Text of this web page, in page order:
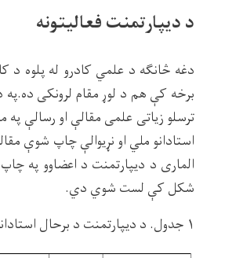
د ديپارتمنت فعالیتونه
دغه څانګه د علمي کادرو له پلوه د
برخه کې هم د لوړ مقام لرونکی ده.په
ترسلو زیاتی علمی مقالې او رسالې
شکل کې لست شوي دي.
۱ جدول. د دیپارتمنت د برحال استادانو دملي اونړیوالو مجلو لست.